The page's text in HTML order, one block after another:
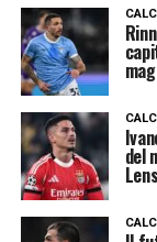
del
Lens